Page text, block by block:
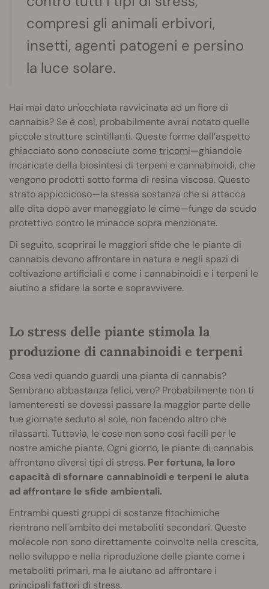
compresi gli animali erbivori,
insetti, agenti patogeni e persino
la luce solare.
Hai mai dato un'occhiata ravvicinata ad un fiore di
cannabis? Se è così, probabilmente avrai notato quelle
piccole strutture scintillanti. Queste forme dall’aspetto
ghiacciato sono conosciute cometricomi—ghiandole
incaricate della biosintesi di terpeni e cannabinoidi, che
vengono prodotti sotto forma di resina viscosa. Questo
strato appiccicoso—la stessa sostanza che si attacca
alle dita dopo aver maneggiato le cime—funge da scudo
protettivo contro le minacce sopra menzionate.
Di seguito, scoprirai le maggiori sfide che le piante di
cannabis devono affrontare in natura e negli spazi di
coltivazione artificiali e come i cannabinoidi e i terpeni le
aiutino a sfidare la sorte e sopravvivere.
Lo stress delle piante stimola la
produzione di cannabinoidi e terpeni
Cosa vedi quando guardi una pianta di cannabis?
Sembrano abbastanza felici, vero? Probabilmente non ti
lamenteresti se dovessi passare la maggior parte delle
tue giornate seduto al sole, non facendo altro che
rilassarti. Tuttavia, le cose non sono così facili per le
nostre amiche piante. Ogni giorno, le piante di cannabis
affrontano diversi tipi di stress. Per fortuna, la loro
capacità di sfornare cannabinoidi e terpeni le aiuta
ad affrontare le sfide ambientali.
Entrambi questi gruppi di sostanze fitochimiche
rientrano nell'ambito dei metaboliti secondari. Queste
molecole non sono direttamente coinvolte nella crescita,
nello sviluppo e nella riproduzione delle piante come i
metaboliti primari, ma le aiutano ad affrontare i
principali fattori di stress.